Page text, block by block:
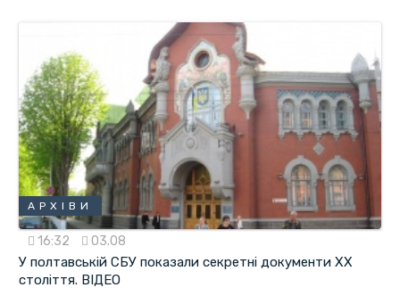
АРХІВИ
16:32 03.08
У полтавській СБУ показали секретні документи ХХ
століття. ВІДЕО